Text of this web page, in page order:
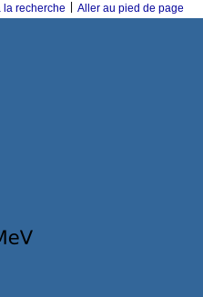
la recherche Aller au pied de page